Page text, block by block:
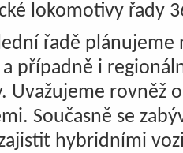
lokomotivy řady
řadě
a případně i
Uvažujeme rovněž
Současně se
hybridními